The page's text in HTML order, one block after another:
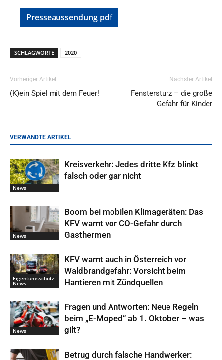
Presseaussendung pdf
SCHLAGWORTE 2020
Vorheriger Artikel
(K)ein Spiel mit dem Feuer!
Nächster Artikel
Fenstersturz – die große
Gefahr für Kinder
VERWANDTE ARTIKEL
News
Kreisverkehr: Jedes dritte Kfz blinkt
falsch oder gar nicht
News
Boom bei mobilen Klimageräten: Das
KFV warnt vor CO-Gefahr durch
Gasthermen
Eigentumsschutz
News
KFV warnt auch in Österreich vor
Waldbrandgefahr: Vorsicht beim
Hantieren mit Zündquellen
News
Fragen und Antworten: Neue Regeln
beim „E-Moped“ ab 1. Oktober – was
gilt?
Betrug durch falsche Handwerker: